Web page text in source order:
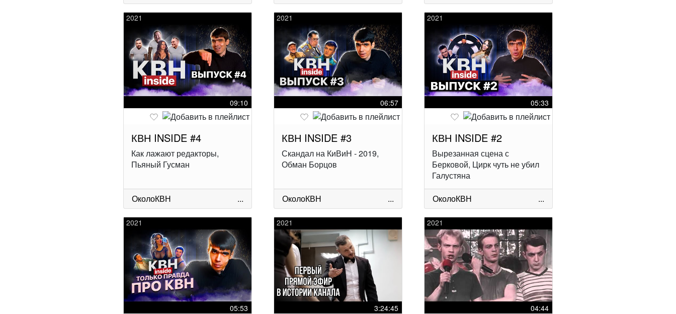
2021
09:10
КВН INSIDE #4
Как лажают редакторы,
Пьяный Гусман
ОколоКВН ...
2021
06:57
КВН INSIDE #3
Скандал на КиВиН - 2019,
Обман Борцов
ОколоКВН ...
2021
05:33
КВН INSIDE #2
Вырезанная сцена с
Берковой, Цирк чуть не убил
Галустяна
ОколоКВН
...
2021
05:53
2021
3:24:45
2021
04:44